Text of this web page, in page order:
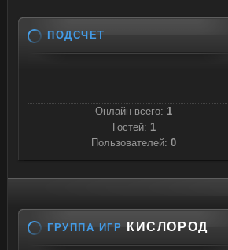
ПОДСЧЕТ
Онлайн всего: 1
Гостей: 1
Пользователей: 0
ГРУППА ИГР КИСЛОРОД